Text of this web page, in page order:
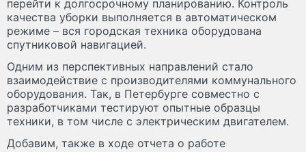
перейти к долгосрочному планированию. Контроль
качества уборки выполняется в автоматическом
режиме – вся городская техника оборудована
спутниковой навигацией.
Одним из перспективных направлений стало
взаимодействие с производителями коммунального
оборудования. Так, в Петербурге совместно с
разработчиками тестируют опытные образцы
техники, в том числе с электрическим двигателем.
Добавим, также в ходе отчета о работе